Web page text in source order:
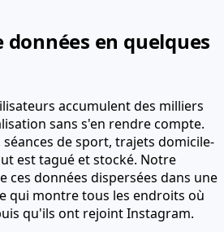
données en quelques
accumulent des milliers
sans s'en rendre compte.
de sport, trajets domicile-
est tagué et stocké. Notre
ces données dispersées dans une
qui montre tous les endroits où
qu'ils ont rejoint Instagram.